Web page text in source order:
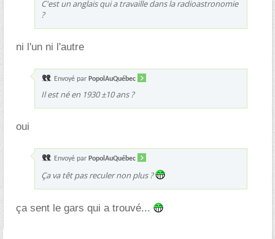
C'est un anglais qui a travaille dans la radioastronomie
?
ni l'un ni l'autre
Envoyé par PopolAuQuébec
Il est né en 1930 ±10 ans ?
oui
Envoyé par PopolAuQuébec
Ça va têt pas reculer non plus ?
ça sent le gars qui a trouvé...